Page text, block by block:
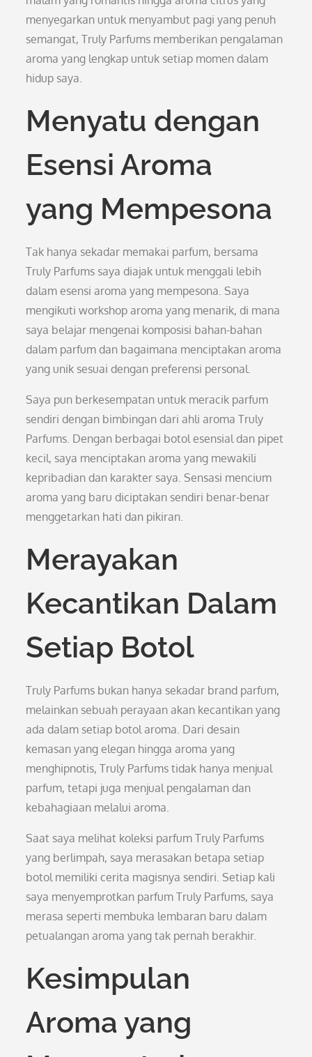
menyegarkan untuk menyambut pagi yang penuh
semangat, Truly Parfums memberikan pengalaman
aroma yang lengkap untuk setiap momen dalam
hidup saya.
Menyatu dengan
Esensi Aroma
yang Mempesona
Tak hanya sekadar memakai parfum, bersama
Truly Parfums saya diajak untuk menggali lebih
dalam esensi aroma yang mempesona. Saya
mengikuti workshop aroma yang menarik, di mana
saya belajar mengenai komposisi bahan-bahan
dalam parfum dan bagaimana menciptakan aroma
yang unik sesuai dengan preferensi personal.
Saya pun berkesempatan untuk meracik parfum
sendiri dengan bimbingan dari ahli aroma Truly
Parfums. Dengan berbagai botol esensial dan pipet
kecil, saya menciptakan aroma yang mewakili
kepribadian dan karakter saya. Sensasi mencium
aroma yang baru diciptakan sendiri benar-benar
menggetarkan hati dan pikiran.
Merayakan
Kecantikan Dalam
Setiap Botol
Truly Parfums bukan hanya sekadar brand parfum,
melainkan sebuah perayaan akan kecantikan yang
ada dalam setiap botol aroma. Dari desain
kemasan yang elegan hingga aroma yang
menghipnotis, Truly Parfums tidak hanya menjual
parfum, tetapi juga menjual pengalaman dan
kebahagiaan melalui aroma.
Saat saya melihat koleksi parfum Truly Parfums
yang berlimpah, saya merasakan betapa setiap
botol memiliki cerita magisnya sendiri. Setiap kali
saya menyemprotkan parfum Truly Parfums, saya
merasa seperti membuka lembaran baru dalam
petualangan aroma yang tak pernah berakhir.
Kesimpulan
Aroma yang